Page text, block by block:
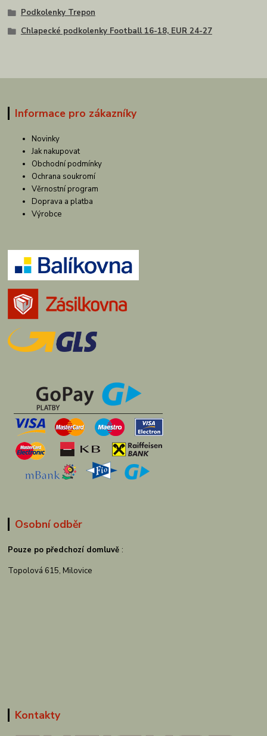
Podkolenky Trepon
Chlapecké podkolenky Football 16-18, EUR 24-27
Informace pro zákazníky
Novinky
Jak nakupovat
Obchodní podmínky
Ochrana soukromí
Věrnostní program
Doprava a platba
Výrobce
Osobní odběr
Pouze po předchozí domluvě :
Topolová 615, Milovice
Kontakty